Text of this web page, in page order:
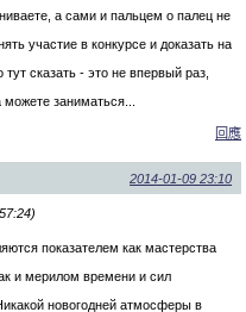
а сами и пальцем о палец не
участие в конкурсе и доказать на
сказать - это не впервый раз,
заниматься...
回應
2014-01-09 23:10
показателем как мастерства
и мерилом времени и сил
новогодней атмосферы в